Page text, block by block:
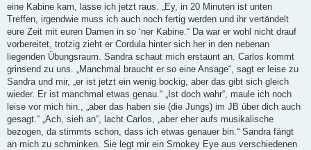
eine Kabine kam, lasse ich jetzt raus. „Ey, in 20 Minuten ist unten
Treffen, irgendwie muss ich auch noch fertig werden und ihr vertändelt
eure Zeit mit euren Damen in so ‘ner Kabine.“ Da war er wohl nicht drauf
vorbereitet, trotzig zieht er Cordula hinter sich her in den nebenan
liegenden Übungsraum. Sandra schaut mich erstaunt an. Carlos kommt
grinsend zu uns. „Manchmal braucht er so eine Ansage“, sagt er leise zu
Sandra und mir, „er ist jetzt ein wenig bockig, aber das gibt sich gleich
wieder. Er ist manchmal etwas genau.“ „Ist doch wahr“, maule ich noch
leise vor mich hin., „aber das haben sie (die Jungs) im JB über dich auch
gesagt.“ „Ach, sieh an“, lacht Carlos, „aber eher aufs musikalische
bezogen, da stimmts schon, dass ich etwas genauer bin.“ Sandra fängt
an mich zu schminken. Sie legt mir ein Smokey Eye aus verschiedenen